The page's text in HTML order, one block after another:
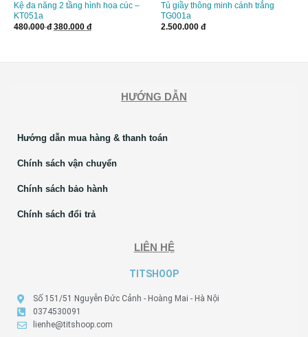
Kệ đa năng 2 tầng hình hoa cúc –
KT051a
480.000đ 380.000 đ
Tủ giầy thông minh cánh trắng
TG001a
2.500.000 đ
HƯỚNG DẪN
Hướng dẫn mua hàng & thanh toán
Chính sách vận chuyển
Chính sách bảo hành
Chính sách đổi trả
LIÊN HỆ
TITSHOOP
Số 151/51 Nguyễn Đức Cảnh - Hoàng Mai - Hà Nội
0374530091
lienhe@titshoop.com